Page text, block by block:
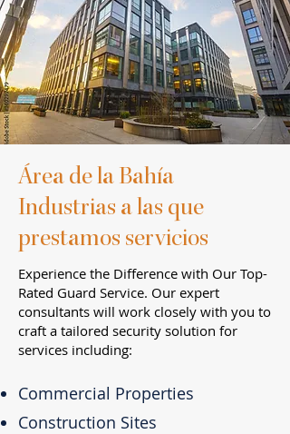
Área de la Bahía
Industrias a las que
prestamos servicios
Experience the Difference with Our Top-
Rated Guard Service. Our expert
consultants will work closely with you to
craft a tailored security solution for
services including:
Commercial Properties
Construction Sites